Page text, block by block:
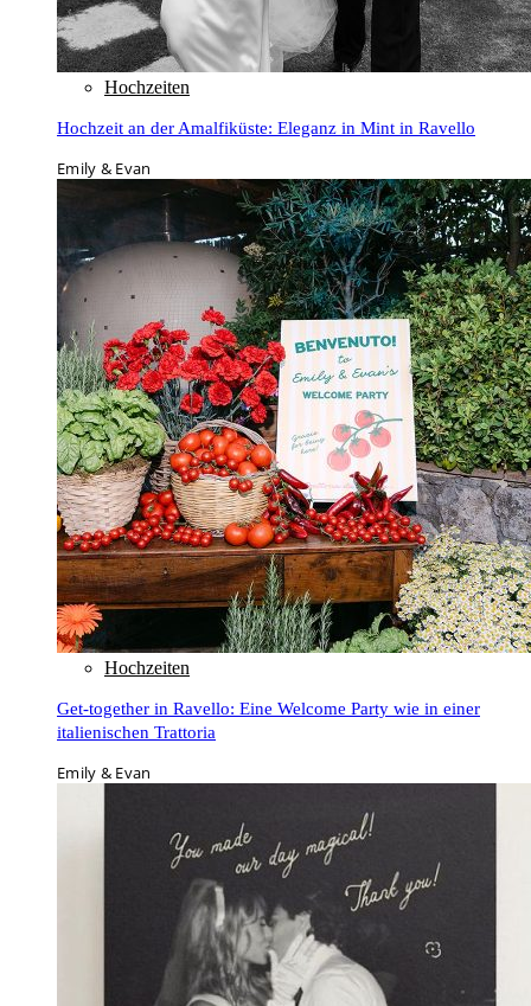
Hochzeiten
Hochzeit an der Amalfiküste: Eleganz in Mint in Ravello
Emily & Evan
Hochzeiten
Get-together in Ravello: Eine Welcome Party wie in einer
italienischen Trattoria
Emily & Evan